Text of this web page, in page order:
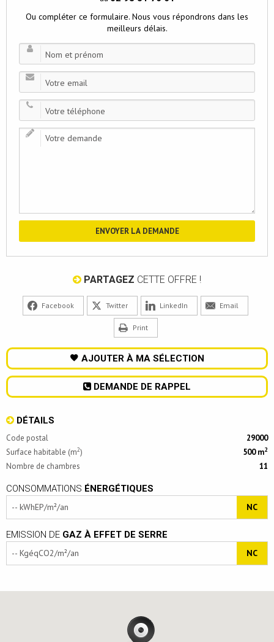
Ou compléter ce formulaire. Nous vous répondrons dans les
meilleurs délais.
PARTAGEZ CETTE OFFRE !
Facebook Twitter LinkedIn Email
Print
AJOUTER À MA SÉLECTION
DEMANDE DE RAPPEL
DÉTAILS
Code postal
29000
Surface habitable (m2) 500 m2
Nombre de chambres 11
CONSOMMATIONS ÉNERGÉTIQUES
-- kWhEP/m²/an
NC
EMISSION DE GAZ À EFFET DE SERRE
-- KgéqCO2/m²/an
NC